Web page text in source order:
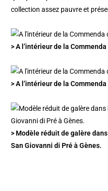
collection assez pauvre et
> A l’intérieur de la
> A l’intérieur de la
> Modèle réduit de galère
San Giovanni di Pré à Gènes.